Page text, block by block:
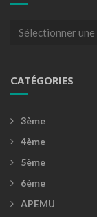
Catégories
CATÉGORIES
3ème
4ème
5ème
6ème
APEMU